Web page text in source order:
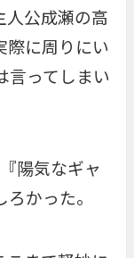
人公成瀬の高
際に周りにい
言ってしまい
陽気なギャ
かった。